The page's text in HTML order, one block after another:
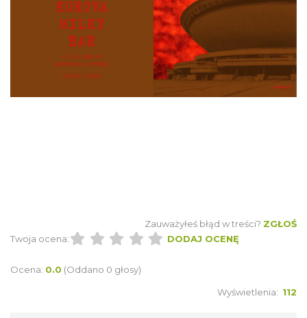
Zauważyłeś błąd w treści? ZGŁOŚ
Twoja ocena:
DODAJ OCENĘ
Ocena: 0.0 (Oddano 0 głosy)
Wyświetlenia: 112